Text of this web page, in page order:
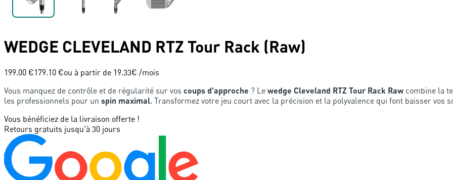
WEDGE CLEVELAND RTZ Tour Rack (Raw)
199.00 €179.10 €ou à partir de 19.33€ /mois
Vous manquez de contrôle et de régularité sur vos coups d'approche ? Le wedge Cleveland RTZ Tour Rack Raw combine la
les professionnels pour un spin maximal. Transformez votre jeu court avec la précision et la polyvalence qui font baisser vos
Vous bénéficiez de la livraison offerte !
Retours gratuits jusqu'à 30 jours